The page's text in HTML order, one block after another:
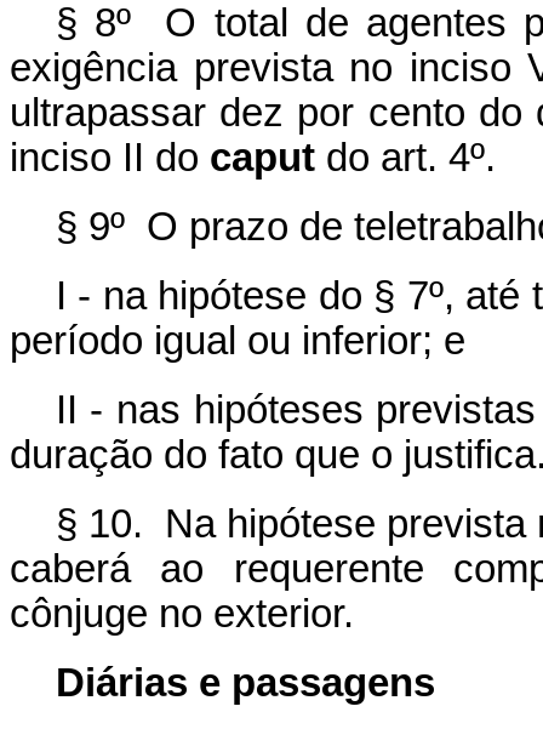
§ 8º O total de agentes
exigência prevista no inciso
ultrapassar dez por cento
inciso II do caput do art. 4º.
§ 9º O prazo de
I - na hipótese do § 7º,
período igual ou inferior; e
II - nas hipóteses
duração do fato que o
§ 10. Na hipótese prevista
caberá ao requerente
cônjuge no exterior.
Diárias e passagens